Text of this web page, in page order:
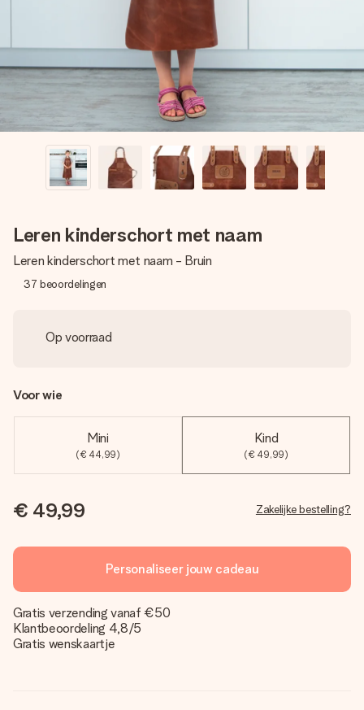
jullie foto of een boodschap die raakt. Zonder gedoe, maar
met alle aandacht voor het moment.
Leren kinderschort met naam
Leren kinderschort met naam - Bruin
37 beoordelingen
Op voorraad
Voor wie
Mini
(€ 44,99)
Kind
(€ 49,99)
€ 49,99 Zakelijke bestelling?
Personaliseer jouw cadeau
Gratis verzending vanaf €50
Klantbeoordeling 4,8/5
Gratis wenskaartje